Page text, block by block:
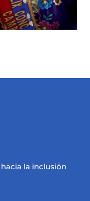
la inclusión